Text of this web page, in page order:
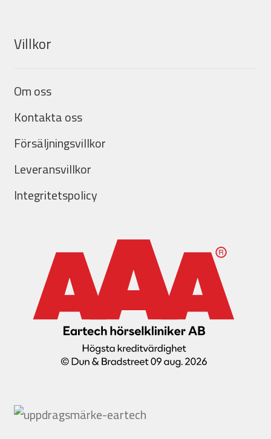
Villkor
Om oss
Kontakta oss
Försäljningsvillkor
Leveransvillkor
Integritetspolicy